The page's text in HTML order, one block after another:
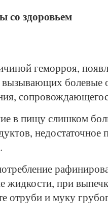
со здоровьем
геморроя,
вызывающих
в пищу слишком
недостаточное
жидкости, при
отруби и муку